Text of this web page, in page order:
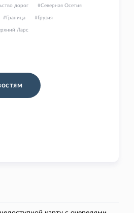
дорог Северная Осетия
Граница Грузия
Ларс